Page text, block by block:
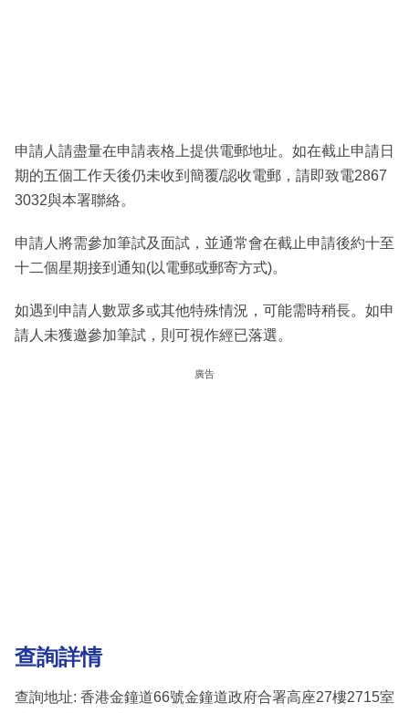
申請人請盡量在申請表格上提供電郵地址。如在截止申請日
期的五個工作天後仍未收到簡覆/認收電郵，請即致電2867
3032與本署聯絡。
申請人將需參加筆試及面試，並通常會在截止申請後約十至
十二個星期接到通知(以電郵或郵寄方式)。
如遇到申請人數眾多或其他特殊情況，可能需時稍長。如申
請人未獲邀參加筆試，則可視作經已落選。
廣告
查詢詳情
查詢地址: 香港金鐘道66號金鐘道政府合署高座27樓2715室